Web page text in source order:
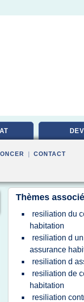
CONTACT
Thèmes
resiliation du
habitation
resiliation d
assurance
resiliation d
resiliation de
habitation
resiliation